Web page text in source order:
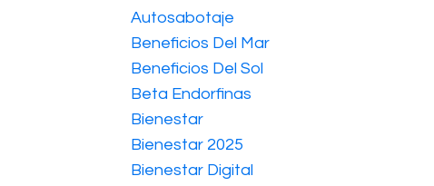
Autosabotaje
Beneficios Del Mar
Beneficios Del Sol
Beta Endorfinas
Bienestar
Bienestar 2025
Bienestar Digital